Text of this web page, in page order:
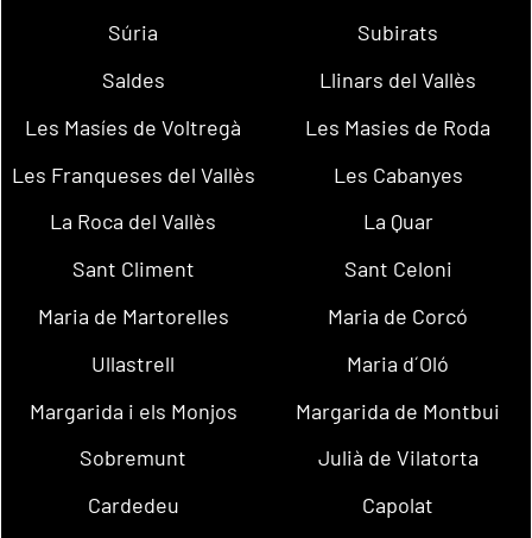
Súria
Subirats
Saldes
Llinars del Vallès
Les Masíes de Voltregà
Les Masies de Roda
Les Franqueses del Vallès
Les Cabanyes
La Roca del Vallès
La Quar
Sant Climent
Sant Celoni
Maria de Martorelles
Maria de Corcó
Ullastrell
Maria d´Oló
Margarida i els Monjos
Margarida de Montbui
Sobremunt
Julià de Vilatorta
Cardedeu
Capolat